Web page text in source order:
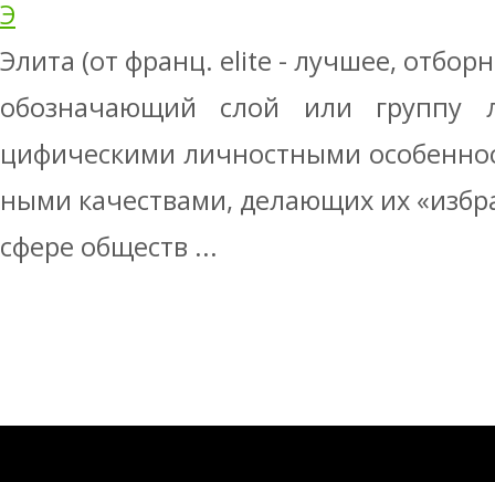
Э
Элита (от франц. elite - лучшее,
обозначающий слой или группу
цифическими личностными
ными качествами, делающих их
сфере обществ ...